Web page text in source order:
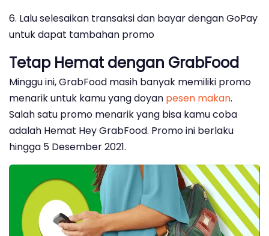
6. Lalu selesaikan transaksi dan bayar dengan GoPay
untuk dapat tambahan promo
Tetap Hemat dengan GrabFood
Minggu ini, GrabFood masih banyak memiliki promo
menarik untuk kamu yang doyan pesen makan.
Salah satu promo menarik yang bisa kamu coba
adalah Hemat Hey GrabFood. Promo ini berlaku
hingga 5 Desember 2021.